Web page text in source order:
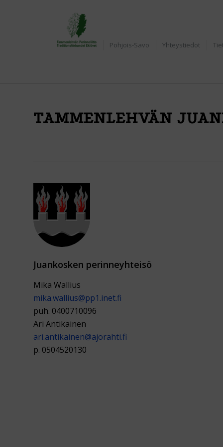
Pohjois-Savo Yhteystiedot
TAMMENLEHVÄN
Juankosken perinneyhteisö
Mika Wallius
mika.wallius@pp1.inet.fi
puh. 0400710096
Ari Antikainen
ari.antikainen@ajorahti.fi
p. 0504520130